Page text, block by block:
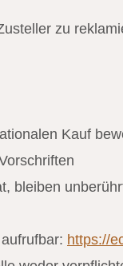
zu
Kauf
bleiben
https://